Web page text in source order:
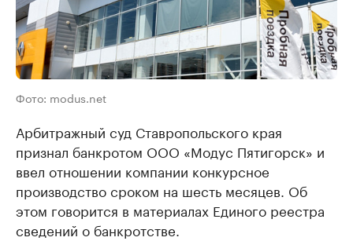
Фото: modus.net
Арбитражный суд Ставропольского края
признал банкротом ООО «Модус Пятигорск» и
ввел отношении компании конкурсное
производство сроком на шесть месяцев. Об
этом говорится в материалах Единого реестра
сведений о банкротстве.